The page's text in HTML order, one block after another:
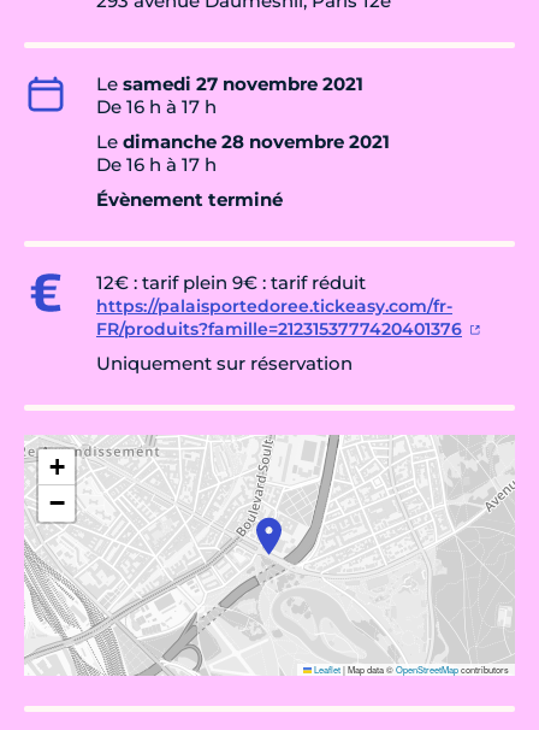
Le samedi 27 novembre 2021
De 16 h à 17 h
Le dimanche 28 novembre 2021
De 16 h à 17 h
Évènement terminé
12€ : tarif plein 9€ : tarif réduit
https://palaisportedoree.tickeasy.com/fr-
FR/produits?famille=2123153777420401376
Uniquement sur réservation
+
−
Leaflet|Map data ©OpenStreetMapcontributors